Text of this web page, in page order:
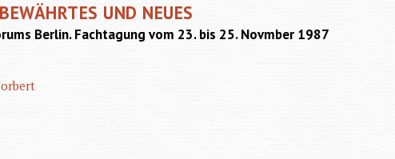
UND NEUES
Berlin. Fachtagung vom 23. bis 25. Novmber 1987